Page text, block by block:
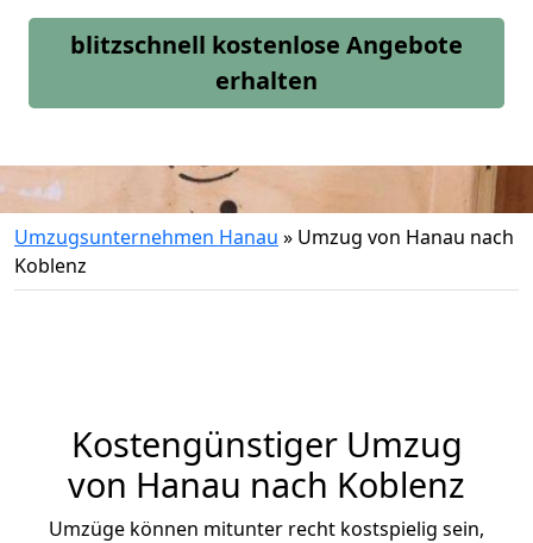
blitzschnell kostenlose Angebote
erhalten
Umzugsunternehmen Hanau » Umzug von Hanau nach
Koblenz
Kostengünstiger Umzug
von Hanau nach Koblenz
Umzüge können mitunter recht kostspielig sein,